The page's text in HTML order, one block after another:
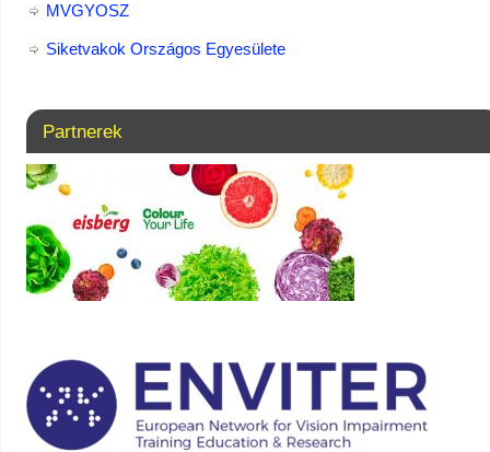
MVGYOSZ
Siketvakok Országos Egyesülete
Partnerek